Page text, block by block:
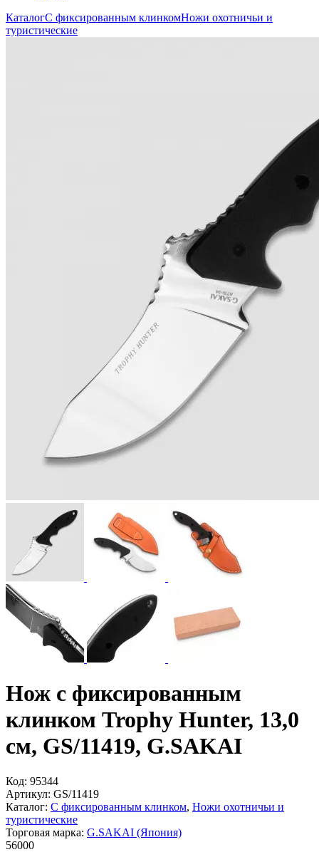
КаталогС фиксированным клинкомНожи охотничьи и
туристические
Нож с фиксированным
клинком Trophy Hunter, 13,0
см, GS/11419, G.SAKAI
Код: 95344
Артикул: GS/11419
Каталог: С фиксированным клинком, Ножи охотничьи и
туристические
Торговая марка: G.SAKAI (Япония)
56000